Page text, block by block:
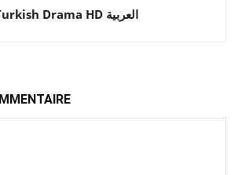
Turkish Drama HD العربية